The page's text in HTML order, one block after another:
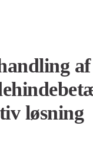
af
løsning